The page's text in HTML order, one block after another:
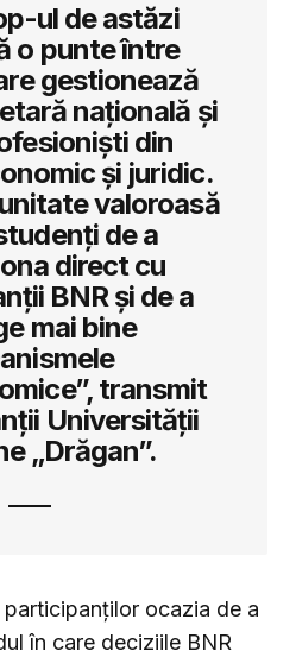
ul de astăzi
o punte între
gestionează
națională și
din
și juridic.
valoroasă
de a
direct cu
BNR și de a
mai bine
transmit
Universității
„Drăgan”.
ocazia de a
în care deciziile BNR